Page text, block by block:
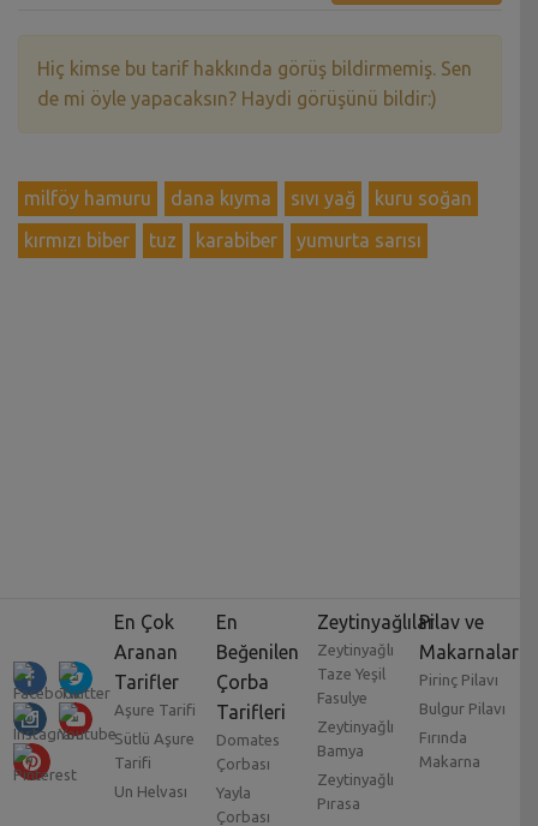
Hiç kimse bu tarif hakkında görüş bildirmemiş. Sen
de mi öyle yapacaksın? Haydi görüşünü bildir:)
milföy hamuru dana kıyma sıvı yağ
kuru soğan
kırmızı biber
tuz karabiber yumurta sarısı
En Çok
Aranan
Tarifler
Aşure Tarifi
Sütlü Aşure
Tarifi
Un Helvası
En
Beğenilen
Çorba
Tarifleri
Domates
Çorbası
Yayla
Çorbası
Zeytinyağlılar
Zeytinyağlı
Taze Yeşil
Fasulye
Zeytinyağlı
Bamya
Zeytinyağlı
Pırasa
Pilav ve
Makarnalar
Pirinç Pilavı
Bulgur Pilavı
Fırında
Makarna